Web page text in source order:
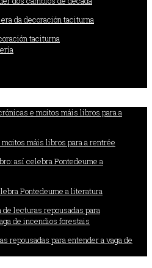
taciturna
máis libros para a rentrée
Pontedeume a literatura
repousadas para entender a vaga de